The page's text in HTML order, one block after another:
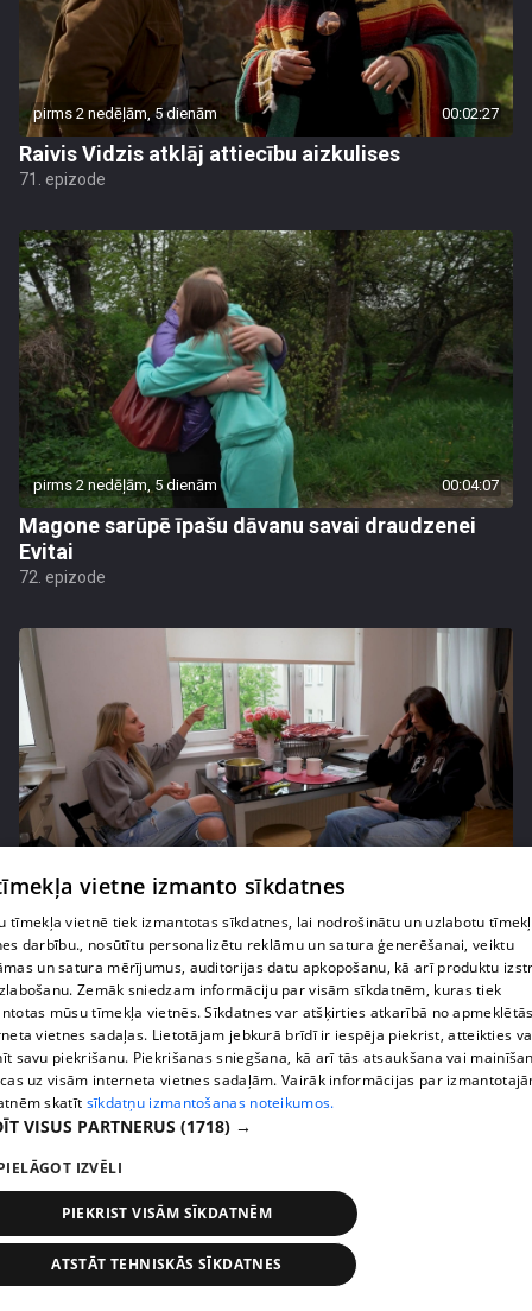
pirms 2 nedēļām, 5 dienām 00:02:27
Raivis Vidzis atklāj attiecību aizkulises
71. epizode
pirms 2 nedēļām, 5 dienām 00:04:07
Magone sarūpē īpašu dāvanu savai draudzenei
Evitai
72. epizode
pirms 2 nedēļām, 6 dienām
Lukērijas Kambalas lielā iespēja "Victoria's
Secret" atlasē atduras pret finansiāliem
sarežģījumiem
71. epizode
vietne izmanto sīkdatnes
tīmekļa vietnē tiek izmantotas sīkdatnes, lai nodrošinātu un uzlabotu
darbību., nosūtītu personalizētu reklāmu un satura ģenerēšanai, veiktu
un satura mērījumus, auditorijas datu apkopošanu, kā arī produktu
Zemāk sniedzam informāciju par visām sīkdatnēm, kuras tiek
mūsu tīmekļa vietnēs. Sīkdatnes var atšķirties atkarībā no
vietnes sadaļas. Lietotājam jebkurā brīdī ir iespēja piekrist, atteikties
savu piekrišanu. Piekrišanas sniegšana, kā arī tās atsaukšana vai
uz visām interneta vietnes sadaļām. Vairāk informācijas par
skatīt sīkdatņu izmantošanas noteikumos.
VISUS PARTNERUS (1718) →
IZVĒLI
PIEKRIST VISĀM SĪKDATNĒM
ATSTĀT TEHNISKĀS SĪKDATNES